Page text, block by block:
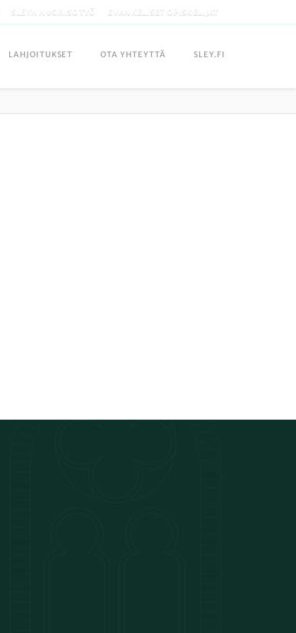
SLEYN NUORISOTYÖ EVANKELISET OPISKELIJAT
LAHJOITUKSET OTA YHTEYTTÄ SLEY.FI